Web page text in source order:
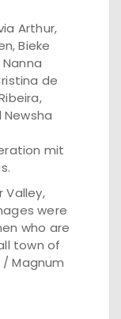
Arthur,
Bieke
de
mit
Valley,
were
who are
town of
Magnum